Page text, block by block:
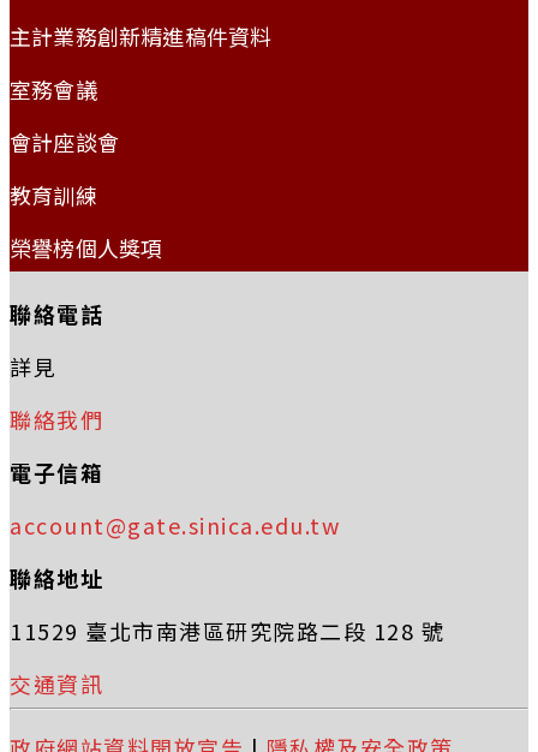
主計業務創新精進稿件資料
室務會議
會計座談會
教育訓練
榮譽榜個人獎項
聯絡電話
詳見
聯絡我們
電子信箱
account@gate.sinica.edu.tw
聯絡地址
11529 臺北市南港區研究院路二段 128 號
交通資訊